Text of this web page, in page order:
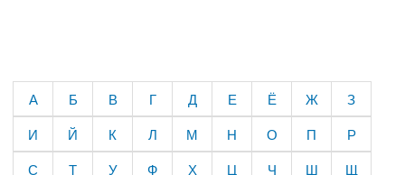
А Б В Г Д Е Ё Ж
З
И
Й К Л М Н О П
Р
С
Т У Ф Х Ц Ч Ш Щ